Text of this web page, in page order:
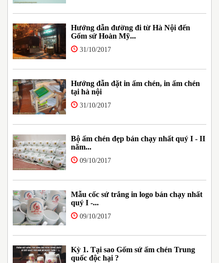
Hướng dẫn đường đi từ Hà Nội đến
Gốm sứ Hoàn Mỹ...
31/10/2017
Hướng đẫn đặt in ấm chén, in ấm chén
tại hà nội
31/10/2017
Bộ ấm chén đẹp bán chạy nhất quý I - II
năm...
09/10/2017
Mẫu cốc sứ trắng in logo bán chạy nhất
quý I -...
09/10/2017
Kỳ 1. Tại sao Gốm sứ ấm chén Trung
quốc độc hại ?